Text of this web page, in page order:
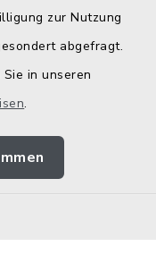
zur Nutzung
abgefragt.
in unseren
.